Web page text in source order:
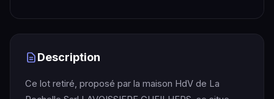
Description
Ce lot retiré, proposé par la maison HdV de La